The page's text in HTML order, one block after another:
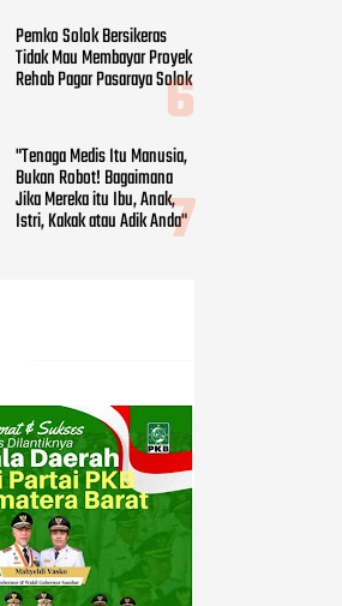
Pemko Solok Bersikeras
Tidak Mau Membayar Proyek
Rehab Pagar Pasaraya Solok
"Tenaga Medis Itu Manusia,
Bukan Robot! Bagaimana
Jika Mereka itu Ibu, Anak,
Istri, Kakak atau Adik Anda"